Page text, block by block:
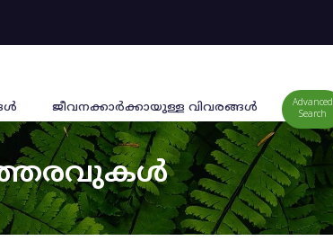
ജീവനക്കാര്‍ക്കായുള്ള വിവരങ്ങള്‍
Advanced
Search